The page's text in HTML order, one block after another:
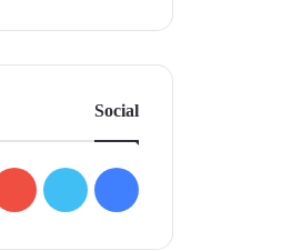
Social
فيسبوك
تويتر